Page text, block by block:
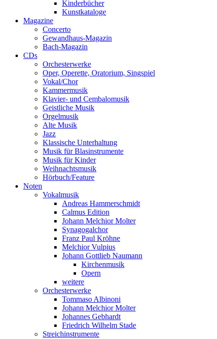
Kinderbücher
Kunstkataloge
Magazine
Concerto
Gewandhaus-Magazin
Bach-Magazin
CDs
Orchesterwerke
Oper, Operette, Oratorium, Singspiel
Vokal/Chor
Kammermusik
Klavier- und Cembalomusik
Geistliche Musik
Orgelmusik
Alte Musik
Jazz
Klassische Unterhaltung
Musik für Blasinstrumente
Musik für Kinder
Weihnachtsmusik
Hörbuch/Feature
Noten
Vokalmusik
Andreas Hammerschmidt
Calmus Edition
Johann Melchior Molter
Synagogalchor
Franz Paul Kröhne
Melchior Vulpius
Johann Gottlieb Naumann
Kirchenmusik
Opern
weitere
Orchesterwerke
Tommaso Albinoni
Johann Melchior Molter
Johannes Gebhardt
Friedrich Wilhelm Stade
Streichinstrumente